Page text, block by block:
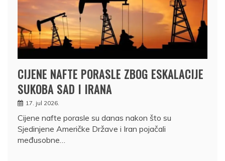
CIJENE NAFTE PORASLE ZBOG ESKALACIJE
SUKOBA SAD I IRANA
17. jul 2026.
Cijene nafte porasle su danas nakon što su
Sjedinjene Američke Države i Iran pojačali
međusobne…